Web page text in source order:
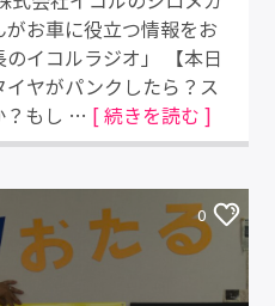
お車に役立つ情報をお
イコルラジオ」 【本日
ヤがパンクしたら？ス
？もし … [ 続きを読む ]
0